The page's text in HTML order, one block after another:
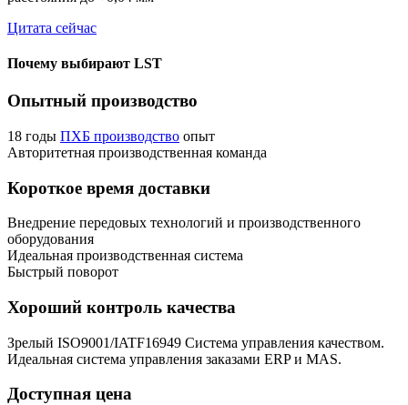
Цитата сейчас
Почему выбирают LST
Опытный производство
18 годы ПХБ производство опыт
Авторитетная производственная команда
Короткое время доставки
Внедрение передовых технологий и производственного
оборудования
Идеальная производственная система
Быстрый поворот
Хороший контроль качества
Зрелый ISO9001/IATF16949 Система управления качеством.
Идеальная система управления заказами ERP и MAS.
Доступная цена